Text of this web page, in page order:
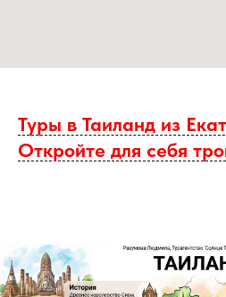
Туры в Таиланд из
Откройте для себя